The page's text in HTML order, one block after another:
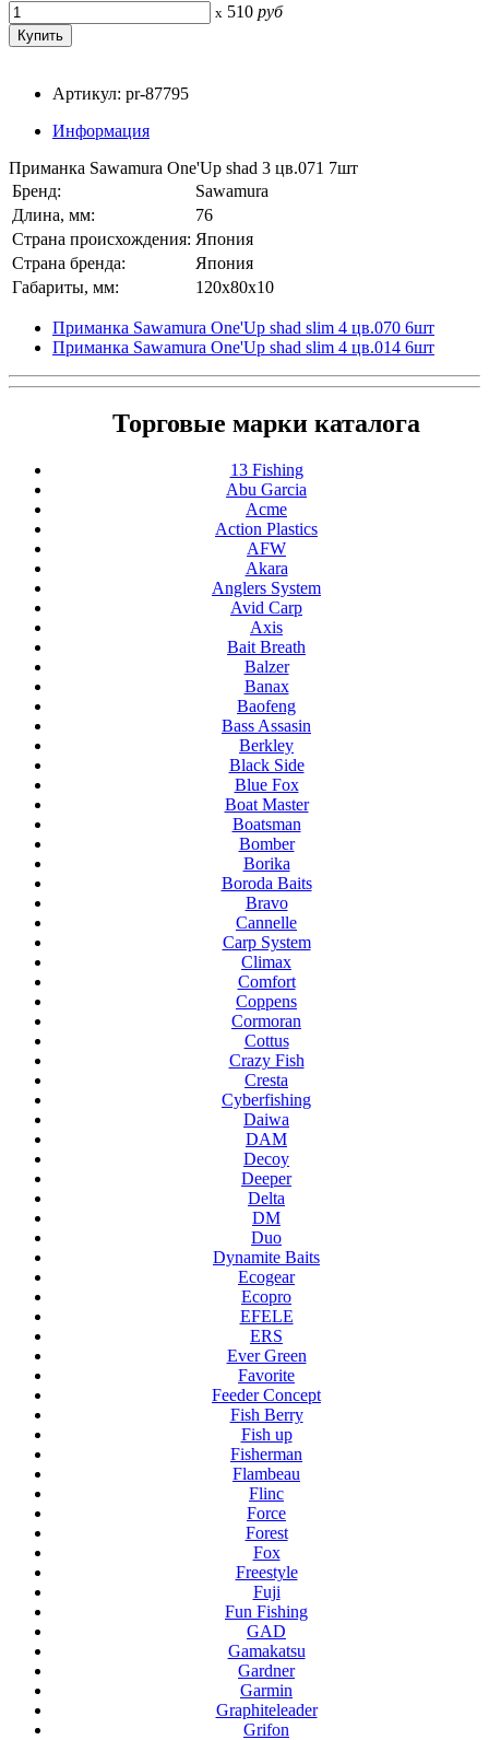
x 510 руб
Артикул: pr-87795
Информация
Приманка Sawamura One'Up shad 3 цв.071 7шт
Бренд:
Sawamura
Длина, мм:
76
Страна происхождения: Япония
Страна бренда:
Япония
Габариты, мм:
120x80x10
Приманка Sawamura One'Up shad slim 4 цв.070 6шт
Приманка Sawamura One'Up shad slim 4 цв.014 6шт
Торговые марки каталога
13 Fishing
Abu Garcia
Acme
Action Plastics
AFW
Akara
Anglers System
Avid Carp
Axis
Bait Breath
Balzer
Banax
Baofeng
Bass Assasin
Berkley
Black Side
Blue Fox
Boat Master
Boatsman
Bomber
Borika
Boroda Baits
Bravo
Cannelle
Carp System
Climax
Comfort
Coppens
Cormoran
Cottus
Crazy Fish
Cresta
Cyberfishing
Daiwa
DAM
Decoy
Deeper
Delta
DM
Duo
Dynamite Baits
Ecogear
Ecopro
EFELE
ERS
Ever Green
Favorite
Feeder Concept
Fish Berry
Fish up
Fisherman
Flambeau
Flinc
Force
Forest
Fox
Freestyle
Fuji
Fun Fishing
GAD
Gamakatsu
Gardner
Garmin
Graphiteleader
Grifon